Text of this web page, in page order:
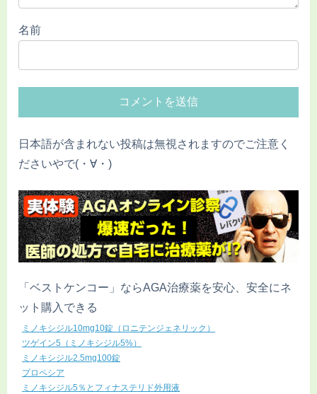
名前
日本語が含まれない投稿は無視されますのでご注意く
ださいやで(・∀・)
「ベストケンコー」ならAGA治療薬を安心、安全にネ
ット購入できる
ミノキシジル10mg10錠（ロニテンジェネリック）
ツゲイン5（ミノキシジル5%）
ミノキシジル2.5mg100錠
プロペシア
ミノキシジル5％とフィナステリド外用液